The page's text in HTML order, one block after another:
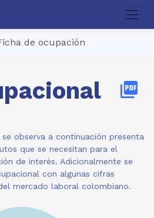
de ocupación
picture_as_pdf
observa a continuación presenta
que se necesitan para el
de interés. Adicionalmente se
con algunas cifras
mercado laboral colombiano.